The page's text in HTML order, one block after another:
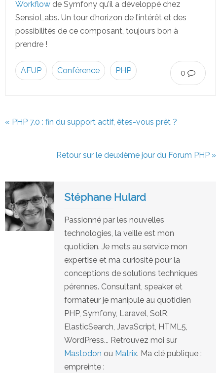
Workflow de Symfony qu’il a développé chez
SensioLabs. Un tour d’horizon de l’intérêt et des
possibilités de ce composant, toujours bon à
prendre !
0
AFUP Conférence PHP
« PHP 7.0 : fin du support actif, êtes-vous prêt ?
Retour sur le deuxième jour du Forum PHP »
Stéphane Hulard
Passionné par les nouvelles
technologies, la veille est mon
quotidien. Je mets au service mon
expertise et ma curiosité pour la
conceptions de solutions techniques
pérennes. Consultant, speaker et
formateur je manipule au quotidien
PHP, Symfony, Laravel, SolR,
ElasticSearch, JavaScript, HTML5,
WordPress... Retrouvez moi sur
Mastodon ou Matrix. Ma clé publique :
empreinte :